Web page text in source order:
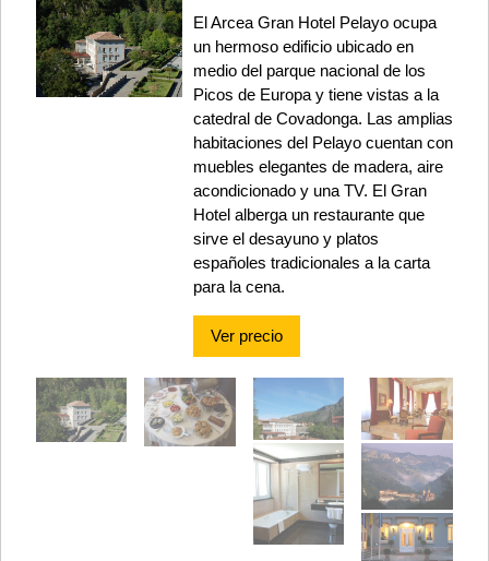
El Arcea Gran Hotel Pelayo ocupa
un hermoso edificio ubicado en
medio del parque nacional de los
Picos de Europa y tiene vistas a la
catedral de Covadonga. Las amplias
habitaciones del Pelayo cuentan con
muebles elegantes de madera, aire
acondicionado y una TV. El Gran
Hotel alberga un restaurante que
sirve el desayuno y platos
españoles tradicionales a la carta
para la cena.
Ver precio